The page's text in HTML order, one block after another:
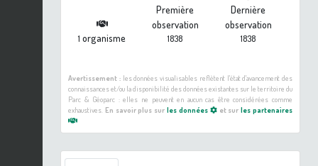
1 organisme
Première
observation
1838
Dernière
observation
1838
Avertissement :les données visualisables reflètent l'état d'avancement des
connaissances et/ou la disponibilité des données existantes sur le territoire du
Parc & Géoparc : elles ne peuvent en aucun cas être considérées comme
exhaustives. En savoir plus sur les données et surles partenaires